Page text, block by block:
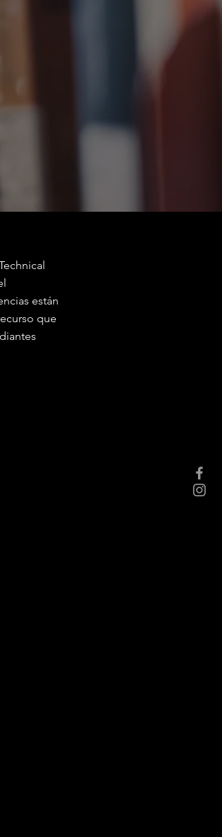
están
que